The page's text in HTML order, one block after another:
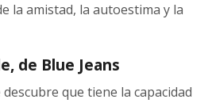
la amistad, la autoestima y la
de Blue Jeans
que tiene la capacidad